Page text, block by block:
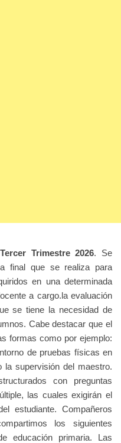
Trimestre 2026. Se
final que se realiza para
en una determinada
a cargo.la evaluación
se tiene la necesidad de
Cabe destacar que el
formas como por ejemplo:
de pruebas físicas en
la supervisión del maestro.
con preguntas
las cuales exigirán el
estudiante. Compañeros
los siguientes
educación primaria. Las